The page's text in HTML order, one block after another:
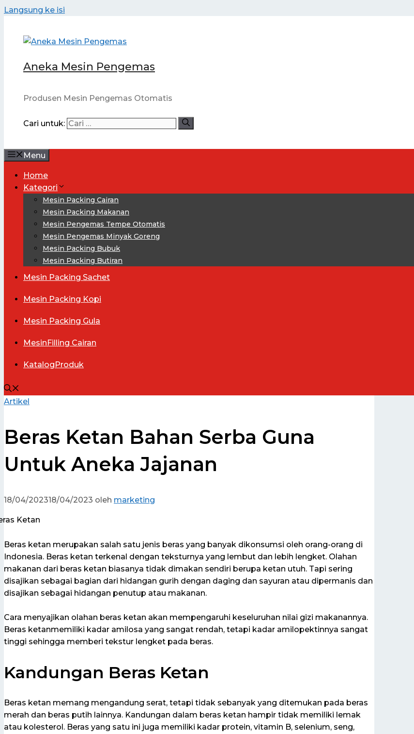
Langsung ke isi
Aneka Mesin Pengemas
Produsen Mesin Pengemas Otomatis
Cari untuk:
Menu
Home
Kategori
Mesin Packing Cairan
Mesin Packing Makanan
Mesin Pengemas Tempe Otomatis
Mesin Pengemas Minyak Goreng
Mesin Packing Bubuk
Mesin Packing Butiran
Mesin Packing Sachet
Mesin Packing Kopi
Mesin Packing Gula
MesinFilling Cairan
KatalogProduk
Artikel
Beras Ketan Bahan Serba Guna
Untuk Aneka Jajanan
18/04/202318/04/2023 oleh marketing
Beras ketan merupakan salah satu jenis beras yang banyak dikonsumsi oleh orang-orang di
Indonesia. Beras ketan terkenal dengan teksturnya yang lembut dan lebih lengket. Olahan
makanan dari beras ketan biasanya tidak dimakan sendiri berupa ketan utuh. Tapi sering
disajikan sebagai bagian dari hidangan gurih dengan daging dan sayuran atau dipermanis dan
disajikan sebagai hidangan penutup atau makanan.
Cara menyajikan olahan beras ketan akan mempengaruhi keseluruhan nilai gizi makanannya.
Beras ketanmemiliki kadar amilosa yang sangat rendah, tetapi kadar amilopektinnya sangat
tinggi sehingga memberi tekstur lengket pada beras.
Kandungan Beras Ketan
Beras ketan memang mengandung serat, tetapi tidak sebanyak yang ditemukan pada beras
merah dan beras putih lainnya. Kandungan dalam beras ketan hampir tidak memiliki lemak
atau kolesterol. Beras yang satu ini juga memiliki kadar protein, vitamin B, selenium, seng,